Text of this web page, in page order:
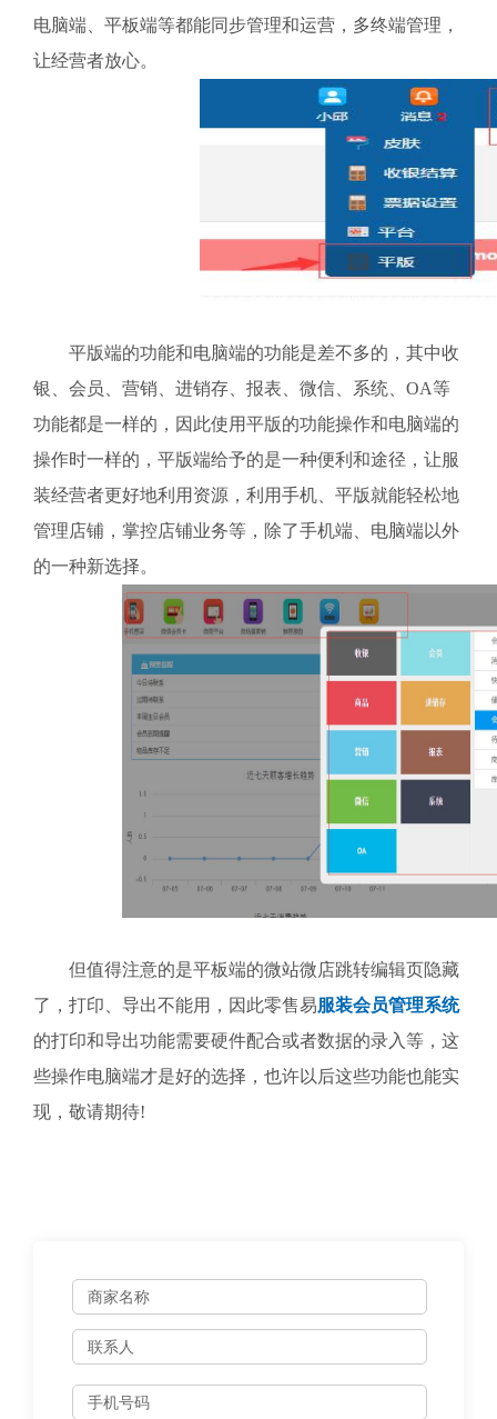
电脑端、平板端等都能同步管理和运营，多终端管理，
让经营者放心。
平版端的功能和电脑端的功能是差不多的，其中收
银、会员、营销、进销存、报表、微信、系统、OA等
功能都是一样的，因此使用平版的功能操作和电脑端的
操作时一样的，平版端给予的是一种便利和途径，让服
装经营者更好地利用资源，利用手机、平版就能轻松地
管理店铺，掌控店铺业务等，除了手机端、电脑端以外
的一种新选择。
但值得注意的是平板端的微站微店跳转编辑页隐藏
了，打印、导出不能用，因此零售易服装会员管理系统
的打印和导出功能需要硬件配合或者数据的录入等，这
些操作电脑端才是好的选择，也许以后这些功能也能实
现，敬请期待!